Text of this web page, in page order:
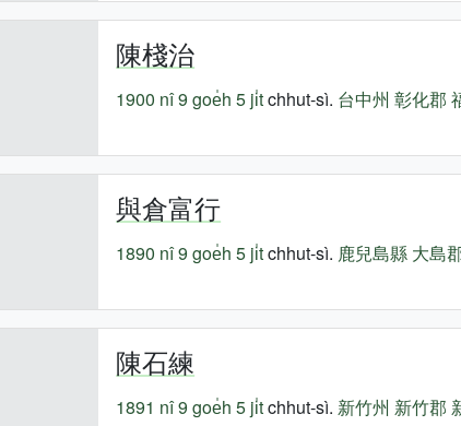
陳棧治
1900 nî9 goe̍h 5 ji̍tchhut-sì. 台中州 彰化郡
與倉富行
1890 nî9 goe̍h 5 ji̍tchhut-sì. 鹿兒島縣 大島
陳石練
1891 nî9 goe̍h 5 ji̍tchhut-sì. 新竹州 新竹郡